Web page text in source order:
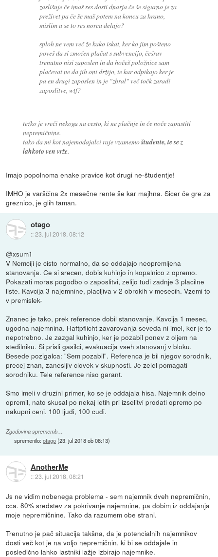
zaslišuje če imaš res dosti dnarja če še sigurno je za
preživet pa če še maš potem na koncu za hrano,
mislim a se to res norca delajo?
sploh ne vem več že kako iskat, ker ko jim pošteno
poveš da si zmožen plačat s subvencijo, češrav
trenutno nisi zaposlen in da hočeš položnice sam
plačevat ne da jih oni držijo, te kar odpikajo ker je
pa en drugi zaposlen in je "zbral" več točk zaradi
zaposlitve, wtf?
težko je vreči nekoga na cesto, ki ne plačuje in če noče zapustiti
nepremičnine.
tako da mi kot najemodajalci raje vzamemoštudente, te se z
lahkoto ven vrže.
Imajo popolnoma enake pravice kot drugi ne-študentje!
IMHO je varščina 2x mesečne rente še kar majhna. Sicer če gre za
greznico, je glih taman.
otago
::23. jul 2018, 08:12
@xsum1
V Nemciji je cisto normalno, da se oddajajo neopremljena
stanovanja. Ce si srecen, dobis kuhinjo in kopalnico z opremo.
Pokazati moras pogodbo o zaposlitvi, zelijo tudi zadnje 3 placilne
liste. Kavcija 3 najemnine, placljiva v 2 obrokih v mesecih. Vzemi to
v premislek-
Znanec je tako, prek reference dobil stanovanje. Kavcija 1 mesec,
ugodna najemnina. Haftpflicht zavarovanja seveda ni imel, ker je to
nepotrebno. Je zazgal kuhinjo, ker je pozabil ponev z oljem na
stedilniku. Si prisli gasilci, evakuacija vseh stanovanj v bloku.
Besede pozigalca: "Sem pozabil". Referenca je bil njegov sorodnik,
precej znan, zanesljiv clovek v skupnosti. Je zelel pomagati
sorodniku. Tele reference niso garant.
Smo imeli v druzini primer, ko se je oddajala hisa. Najemnik delno
opremil, nato skusal po nekaj letih pri izselitvi prodati opremo po
nakupni ceni. 100 ljudi, 100 cudi.
Zgodovina sprememb…
spremenilo:otago(23. jul 2018 ob 08:13)
AnotherMe
::23. jul 2018, 08:21
Js ne vidim nobenega problema - sem najemnik dveh nepremičnin,
cca. 80% sredstev za pokrivanje najemnine, pa dobim iz oddajanja
moje nepremičnine. Tako da razumem obe strani.
Trenutno je pač situacija takšna, da je potencialnih najemnikov
dosti več kot je na voljo nepremičnin, ki bi se oddajale in
posledično lahko lastniki lažje izbirajo najemnike.